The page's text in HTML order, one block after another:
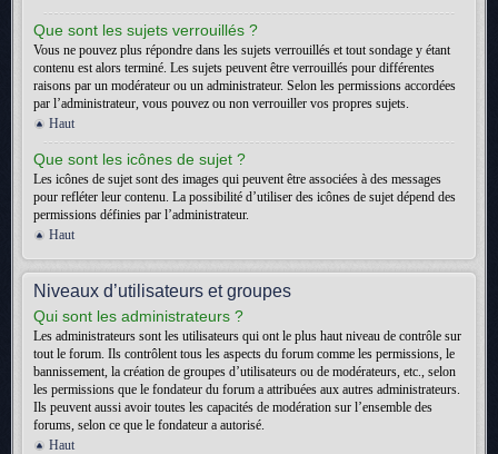
Que sont les sujets verrouillés ?
Vous ne pouvez plus répondre dans les sujets verrouillés et tout sondage y étant
contenu est alors terminé. Les sujets peuvent être verrouillés pour différentes
raisons par un modérateur ou un administrateur. Selon les permissions accordées
par l’administrateur, vous pouvez ou non verrouiller vos propres sujets.
Haut
Que sont les icônes de sujet ?
Les icônes de sujet sont des images qui peuvent être associées à des messages
pour refléter leur contenu. La possibilité d’utiliser des icônes de sujet dépend des
permissions définies par l’administrateur.
Haut
Niveaux d’utilisateurs et groupes
Qui sont les administrateurs ?
Les administrateurs sont les utilisateurs qui ont le plus haut niveau de contrôle sur
tout le forum. Ils contrôlent tous les aspects du forum comme les permissions, le
bannissement, la création de groupes d’utilisateurs ou de modérateurs, etc., selon
les permissions que le fondateur du forum a attribuées aux autres administrateurs.
Ils peuvent aussi avoir toutes les capacités de modération sur l’ensemble des
forums, selon ce que le fondateur a autorisé.
Haut